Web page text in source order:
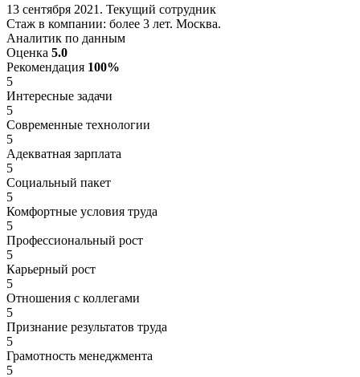
13 сентября 2021. Текущий сотрудник
Стаж в компании: более 3 лет. Москва.
Аналитик по данным
Оценка 5.0
Рекомендация 100%
5
Интересные задачи
5
Современные технологии
5
Адекватная зарплата
5
Социальный пакет
5
Комфортные условия труда
5
Профессиональный рост
5
Карьерный рост
5
Отношения с коллегами
5
Признание результатов труда
5
Грамотность менеджмента
5